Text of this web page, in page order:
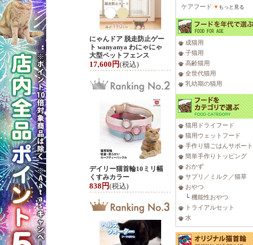
にゃんドア 脱走防止ゲー
ト wanyanya わにゃにゃ
大型ペットフェンス
17,600円(税込)
デイリー猫首輪10ミリ幅
くすみカラー
838円(税込)
ケアフード ▼ もっと見る
成猫用
子猫用
高齢猫用
全世代猫用
乳幼期の猫用
猫用ドライフード
猫用ウェットフード
手作り猫ごはんサポート
簡単手作りトッピング
おかず
サプリ／ミルク／猫草
おやつ
└ 機能性おやつ
トライアルセット
水